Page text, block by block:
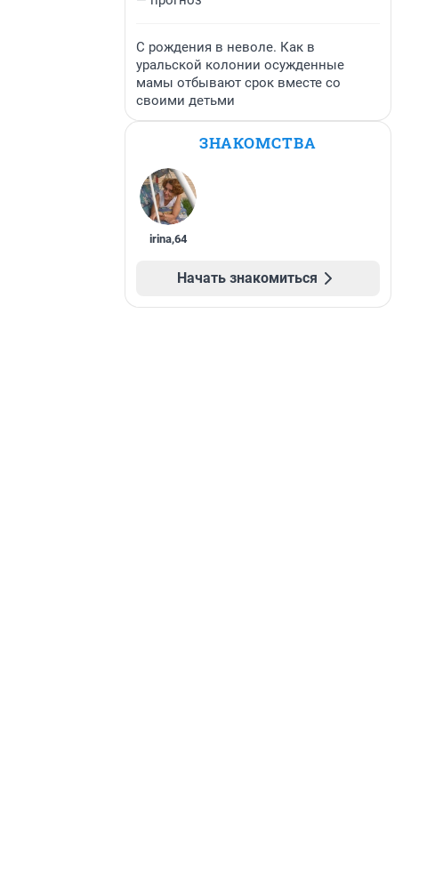
С рождения в неволе. Как в
уральской колонии осужденные
мамы отбывают срок вместе со
своими детьми
ЗНАКОМСТВА
irina,64
Начать знакомиться